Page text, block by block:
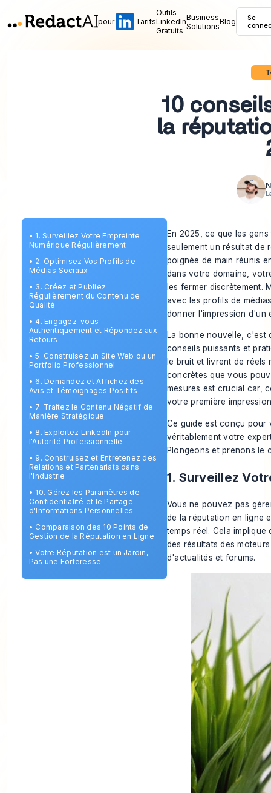
pour Tarifs
Outils
LinkedIn
Gratuits
Business
SolutionsBlog
Se
10
la
• 1. Surveillez Votre Empreinte
Numérique Régulièrement
• 2. Optimisez Vos Profils de
Médias Sociaux
• 3. Créez et Publiez
Régulièrement du Contenu de
Qualité
• 4. Engagez-vous
Authentiquement et Répondez aux
Retours
•5. Construisez un Site Web ou un
Portfolio Professionnel
• 6. Demandez et Affichez des
Avis et Témoignages Positifs
• 7. Traitez le Contenu Négatif de
Manière Stratégique
• 8. Exploitez LinkedIn pour
l'Autorité Professionnelle
• 9. Construisez et Entretenez des
Relations et Partenariats dans
l'Industrie
• 10. Gérez les Paramètres de
Confidentialité et le Partage
d'Informations Personnelles
• Comparaison des 10 Points de
Gestion de la Réputation en Ligne
•Votre Réputation est un Jardin,
Pas une Forteresse
En 2025, ce que les
seulement un résultat de
poignée de main réunis
dans votre domaine,
les fermer discrètement.
avec les profils de
donner l'impression d'un
La bonne nouvelle, c'est
conseils puissants et
le bruit et livrent de réels
concrètes que vous
mesures est crucial car,
votre première impression
Ce guide est conçu pour
véritablement votre
Plongeons et prenons le
1. Surveillez
Vous ne pouvez pas
de la réputation en ligne
temps réel. Cela
des résultats des
d'actualités et forums.